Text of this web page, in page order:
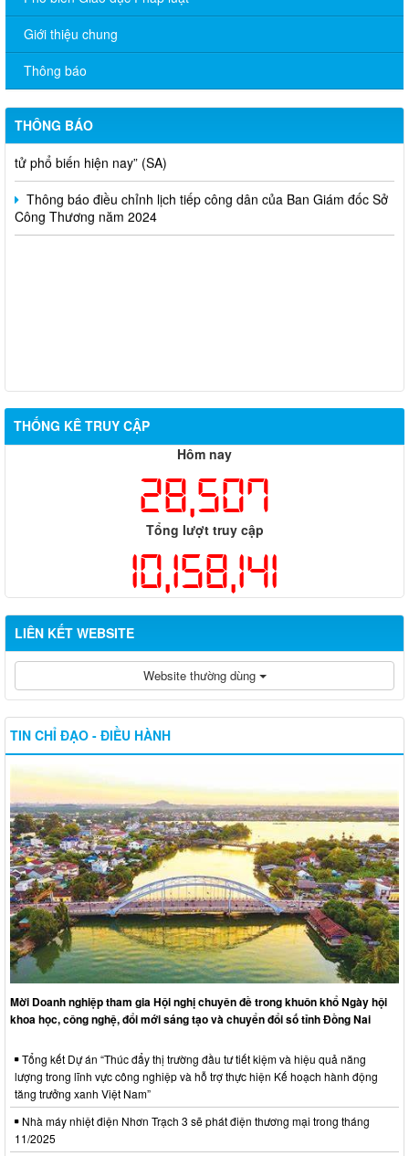
Giới thiệu chung
Thông báo
THÔNG BÁO
V/v đề nghị báo cáo hệ thống phân phối, nhãn hiệu hàng hóa
và hoạt động mua bán khí trên địa bàn tỉnh năm 2025 (nhắc lần
2).
Thông báo bán thanh lý tài sản công theo hình thức chỉ định
Thông báo lựa chọn nhà thầu thực hiện gói thầu: “tổ chức tập
huấn kinh doanh online hiệu quả trên các kênh thương mại điện
tử phổ biến hiện nay” (SA)
Thông báo điều chỉnh lịch tiếp công dân của Ban Giám đốc Sở
Công Thương năm 2024
THỐNG KÊ TRUY CẬP
Hôm nay
28,507
Tổng lượt truy cập
10,158,141
LIÊN KẾT WEBSITE
Website thường dùng
TIN CHỈ ĐẠO - ĐIỀU HÀNH
Mời Doanh nghiệp tham gia Hội nghị chuyên đề trong khuôn khổ Ngày hội
khoa học, công nghệ, đổi mới sáng tạo và chuyển đổi số tỉnh Đồng Nai
Tổng kết Dự án “Thúc đẩy thị trường đầu tư tiết kiệm và hiệu quả năng
lượng trong lĩnh vực công nghiệp và hỗ trợ thực hiện Kế hoạch hành động
tăng trưởng xanh Việt Nam”
Nhà máy nhiệt điện Nhơn Trạch 3 sẽ phát điện thương mại trong tháng
11/2025